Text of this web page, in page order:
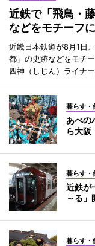
近鉄で「飛鳥・
などをモチーフに
近畿日本鉄道が8月1日
都」の史跡などをモチ
四神（しじん）ライナ
暮らす・
あべの
ら大阪
暮らす・
近鉄が
～る」
暮らす・